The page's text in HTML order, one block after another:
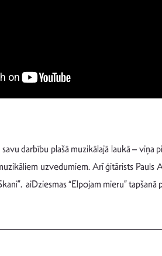
savu darbību plašā muzikālajā laukā –
uzvedumiem. Arī ģitārists Pauls
aiDziesmas “Elpojam mieru”